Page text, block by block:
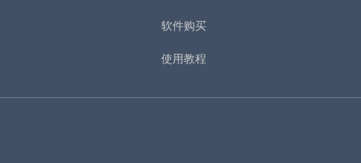
软件购买
使用教程